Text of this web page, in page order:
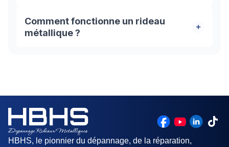
Pour tendre ou retendre le volet, il faut faire
pivoter l’axe dans le sens de la descente de la
grille. En effectuant ce mouvement, vous allez
Comment fonctionne un rideau
métallique ?
HBHS, le pionnier du dépannage, de la réparation,